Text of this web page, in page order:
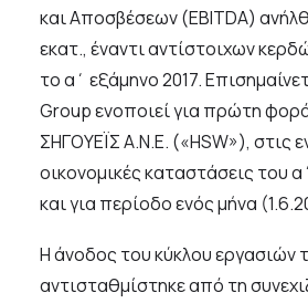
και Αποσβέσεων (EBITDA)
εκατ., έναντι αντίστοιχων
το α΄ εξάμηνο 2017.
Group ενοποιεί για πρώτη
ΣΗΓΟΥΕΪΣ Α.Ν.Ε. («HSW»), στις
οικονομικές καταστάσεις του
και για περίοδο ενός μήνα
Η άνοδος του κύκλου εργασιών
αντισταθμίστηκε από τη